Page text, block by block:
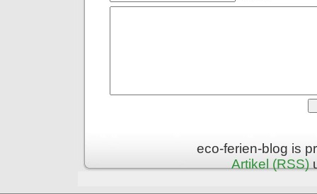
eco-ferien-blog is
Artikel (RSS)